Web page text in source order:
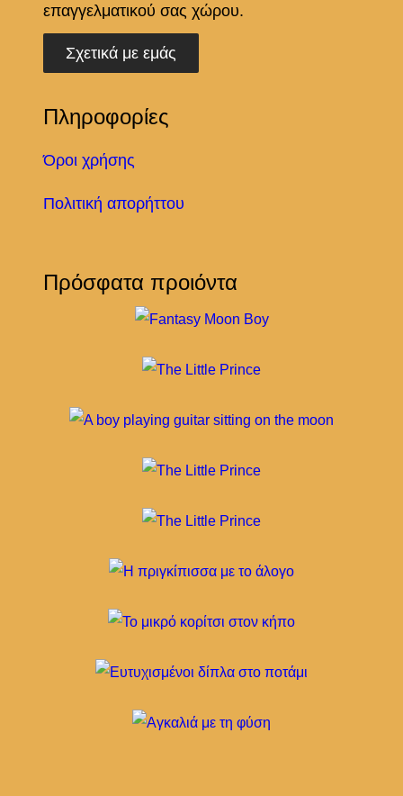
επαγγελματικού σας χώρου.
Σχετικά με εμάς
Πληροφορίες
Όροι χρήσης
Πολιτική απορήττου
Πρόσφατα προιόντα